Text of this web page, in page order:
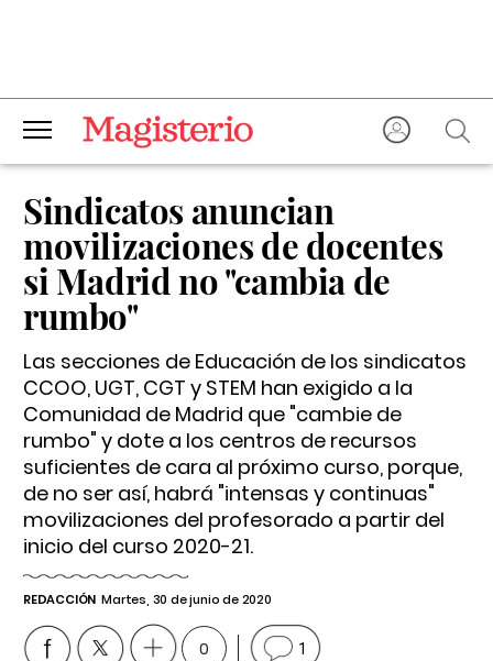
Sindicatos anuncian
movilizaciones de docentes
si Madrid no "cambia de
rumbo"
Las secciones de Educación de los sindicatos
CCOO, UGT, CGT y STEM han exigido a la
Comunidad de Madrid que "cambie de
rumbo" y dote a los centros de recursos
suficientes de cara al próximo curso, porque,
de no ser así, habrá "intensas y continuas"
movilizaciones del profesorado a partir del
inicio del curso 2020-21.
REDACCIÓN Martes, 30 de junio de 2020
0 1